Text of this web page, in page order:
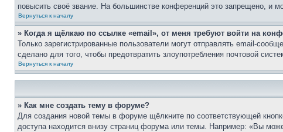
повысить своё звание. На большинстве конференций это запрещено, и
Вернуться к началу
» Когда я щёлкаю по ссылке «email», от меня требуют войти на
Только зарегистрированные пользователи могут отправлять email-
сделано для того, чтобы предотвратить злоупотребления почтовой
Вернуться к началу
» Как мне создать тему в форуме?
Для создания новой темы в форуме щёлкните по соответствующей
доступа находится внизу страниц форума или темы. Например: «Вы